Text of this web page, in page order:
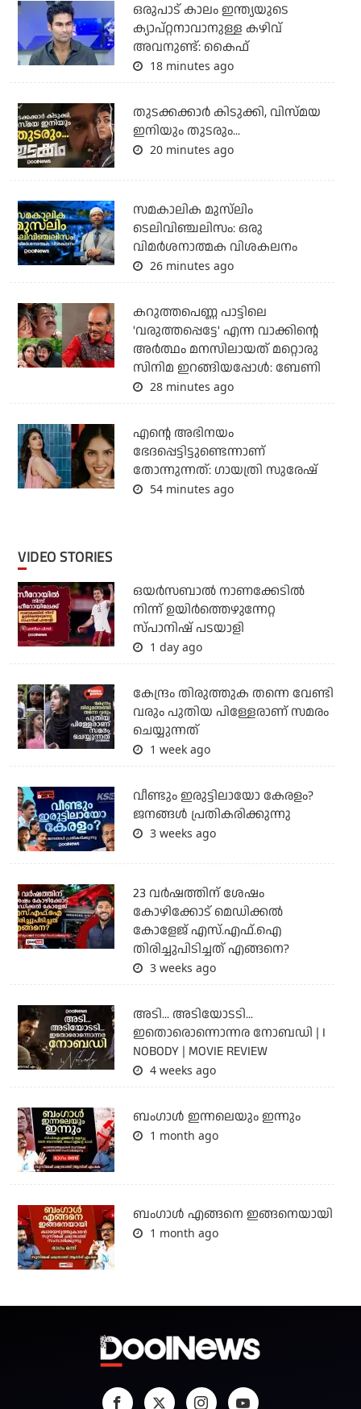
ഒരുപാട് കാലം ഇന്ത്യയുടെ
ക്യാപ്റ്റനാവാനുള്ള കഴിവ്
അവനുണ്ട്: കൈഫ്
18 minutes ago
തുടക്കക്കാര്‍ കിടുക്കി, വിസ്മയ
ഇനിയും തുടരും...
20 minutes ago
സമകാലിക മുസ്‌ലിം
ടെലിവിഞ്ചലിസം: ഒരു
വിമര്‍ശനാത്മക വിശകലനം
26 minutes ago
കറുത്തപെണ്ണ പാട്ടിലെ
'വരുത്തപ്പെട്ടേ' എന്ന വാക്കിന്റെ
അർത്ഥം മനസിലായത് മറ്റൊരു
സിനിമ ഇറങ്ങിയപ്പോൾ: ബേണി
28 minutes ago
എന്റെ അഭിനയം
ഭേദപ്പെട്ടിട്ടുണ്ടെന്നാണ്
തോന്നുന്നത്: ഗായത്രി സുരേഷ്
54 minutes ago
VIDEO STORIES
ഒയര്‍സബാൽ നാണക്കേടിൽ
നിന്ന് ഉയിർത്തെഴുന്നേറ്റ
സ്പാനിഷ് പടയാളി
1 day ago
കേന്ദ്രം തിരുത്തുക തന്നെ വേണ്ടി
വരും പുതിയ പിള്ളേരാണ് സമരം
ചെയ്യുന്നത്
1 week ago
വീണ്ടും ഇരുട്ടിലായോ കേരളം?
ജനങ്ങൾ പ്രതികരിക്കുന്നു
3 weeks ago
23 വർഷത്തിന് ശേഷം
കോഴിക്കോട് മെഡിക്കൽ
കോളേജ് എസ്.എഫ്.ഐ
തിരിച്ചുപിടിച്ചത് എങ്ങനെ?
3 weeks ago
അടി... അടിയോടടി...
ഇതൊരൊന്നൊന്നര നോബഡി | I
NOBODY | MOVIE REVIEW
4 weeks ago
ബംഗാള്‍ ഇന്നലെയും ഇന്നും
1 month ago
ബം​ഗാൾ എങ്ങനെ ഇങ്ങനെയായി
1 month ago